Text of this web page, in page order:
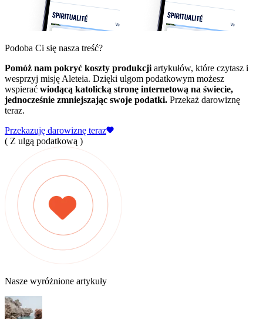
Podoba Ci się nasza treść?
Pomóż nam pokryć koszty produkcji artykułów, które czytasz i
wesprzyj misję Aleteia. Dzięki ulgom podatkowym możesz
wspierać wiodącą katolicką stronę internetową na świecie,
jednocześnie zmniejszając swoje podatki. Przekaż darowiznę
teraz.
Przekazuję darowiznę teraz
( Z ulgą podatkową )
Nasze wyróżnione artykuły